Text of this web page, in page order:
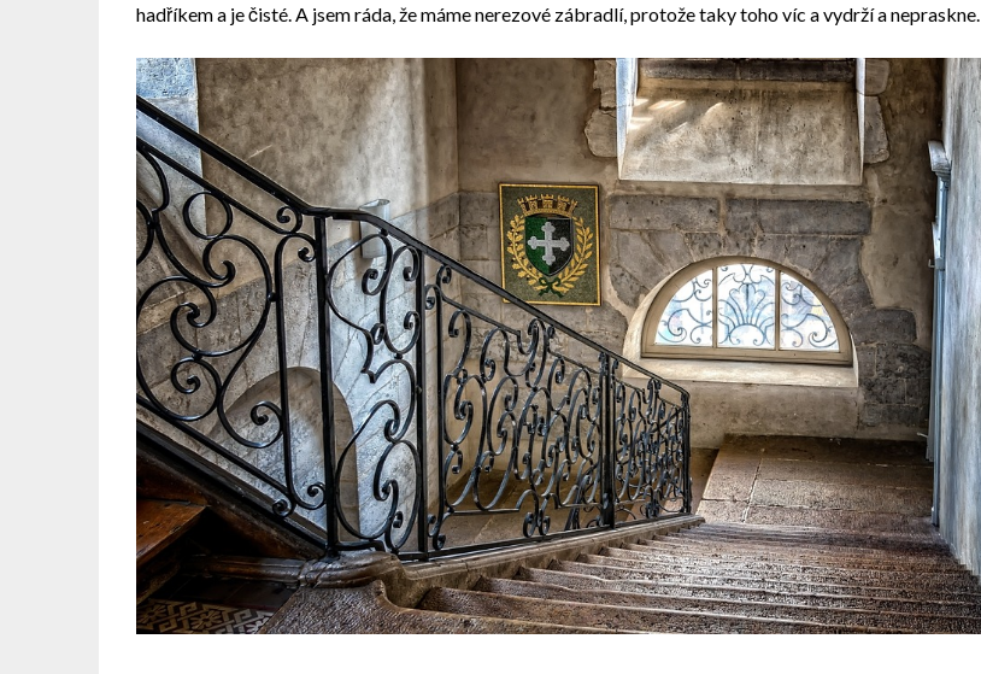
hadříkem a je čisté. A jsem ráda, že máme nerezové zábradlí, protože taky toho víc a vydrží a nepraskne.